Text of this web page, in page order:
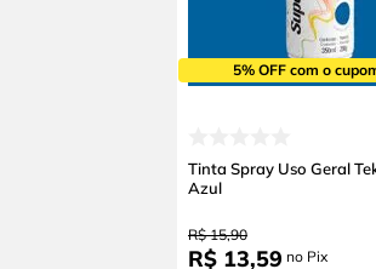
5% OFF com o
Tinta Spray Uso Geral
Azul
R$ 15,90
R$ 13,59 no Pix